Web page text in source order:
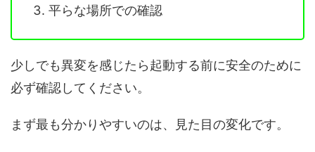
平らな場所での確認
少しでも異変を感じたら起動する前に安全のために
必ず確認してください。
まず最も分かりやすいのは、見た目の変化です。